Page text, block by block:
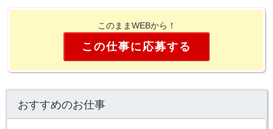
このままWEBから！
この仕事に応募する
おすすめのお仕事